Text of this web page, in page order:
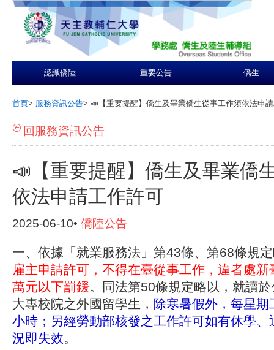
認識僑陸 重要公告 僑生
首頁> 服務資訊公告> 📣【重要提醒】僑生及畢業僑生從事工作須依法申
回服務資訊公告
📣【重要提醒】僑生及畢業僑
依法申請工作許可
2025-06-10• 僑陸公告
一、依據「就業服務法」第43條、第68條規
雇主申請許可，不得在臺從事工作，違者處
萬元以下罰鍰。同法第50條規定略以，就讀
大專校院之外國留學生， 除寒暑假外，每星
小時；另經勞動部核發之工作許可如有休學、
況即失效。